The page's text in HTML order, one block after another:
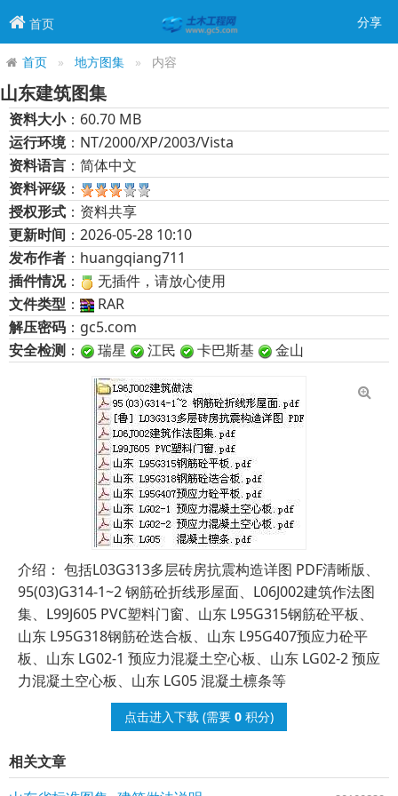
首页 分享
首页 地方图集 内容
山东建筑图集
资料大小：60.70 MB
运行环境：NT/2000/XP/2003/Vista
资料语言 ：简体中文
资料评级 ：
授权形式 ：资料共享
更新时间 ：2026-05-28 10:10
发布作者 ：huangqiang711
插件情况：
无插件，请放心使用
文件类型 ：
RAR
解压密码 ：gc5.com
安全检测 ： 瑞星 江民 卡巴斯基 金山
介绍： 包括L03G313多层砖房抗震构造详图 PDF清晰版、
95(03)G314-1~2 钢筋砼折线形屋面、L06J002建筑作法图
集、L99J605 PVC塑料门窗、山东 L95G315钢筋砼平板、
山东 L95G318钢筋砼迭合板、山东 L95G407预应力砼平
板、山东 LG02-1 预应力混凝土空心板、山东 LG02-2 预应
力混凝土空心板、山东 LG05 混凝土檩条等
点击进入下载 (需要 0 积分)
相关文章